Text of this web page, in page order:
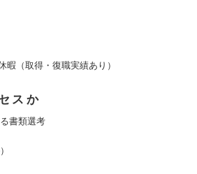
暇（取得・復職実績あり）
スか
書類選考